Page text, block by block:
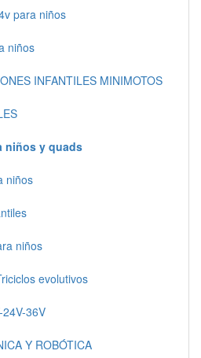
para niños
niños
INFANTILES MINIMOTOS
niños y quads
niños
niños
evolutivos
36V
Y ROBÓTICA